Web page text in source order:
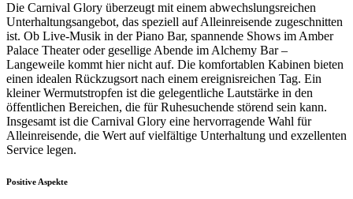
Die Carnival Glory überzeugt mit einem abwechslungsreichen
Unterhaltungsangebot, das speziell auf Alleinreisende zugeschnitten
ist. Ob Live-Musik in der Piano Bar, spannende Shows im Amber
Palace Theater oder gesellige Abende im Alchemy Bar –
Langeweile kommt hier nicht auf. Die komfortablen Kabinen bieten
einen idealen Rückzugsort nach einem ereignisreichen Tag. Ein
kleiner Wermutstropfen ist die gelegentliche Lautstärke in den
öffentlichen Bereichen, die für Ruhesuchende störend sein kann.
Insgesamt ist die Carnival Glory eine hervorragende Wahl für
Alleinreisende, die Wert auf vielfältige Unterhaltung und exzellenten
Service legen.
Positive Aspekte